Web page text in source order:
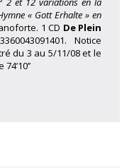
« Gott Erhalte » en
1 CD De Plein
Notice
du 3 au 5/11/08 et le